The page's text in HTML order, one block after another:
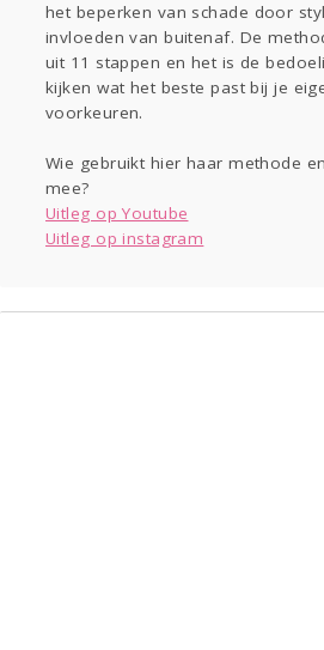
het beperken van schade door
invloeden van buitenaf. De
uit 11 stappen en het is de
kijken wat het beste past bij je
voorkeuren.
Wie gebruikt hier haar methode
mee?
Uitleg op Youtube
Uitleg op instagram